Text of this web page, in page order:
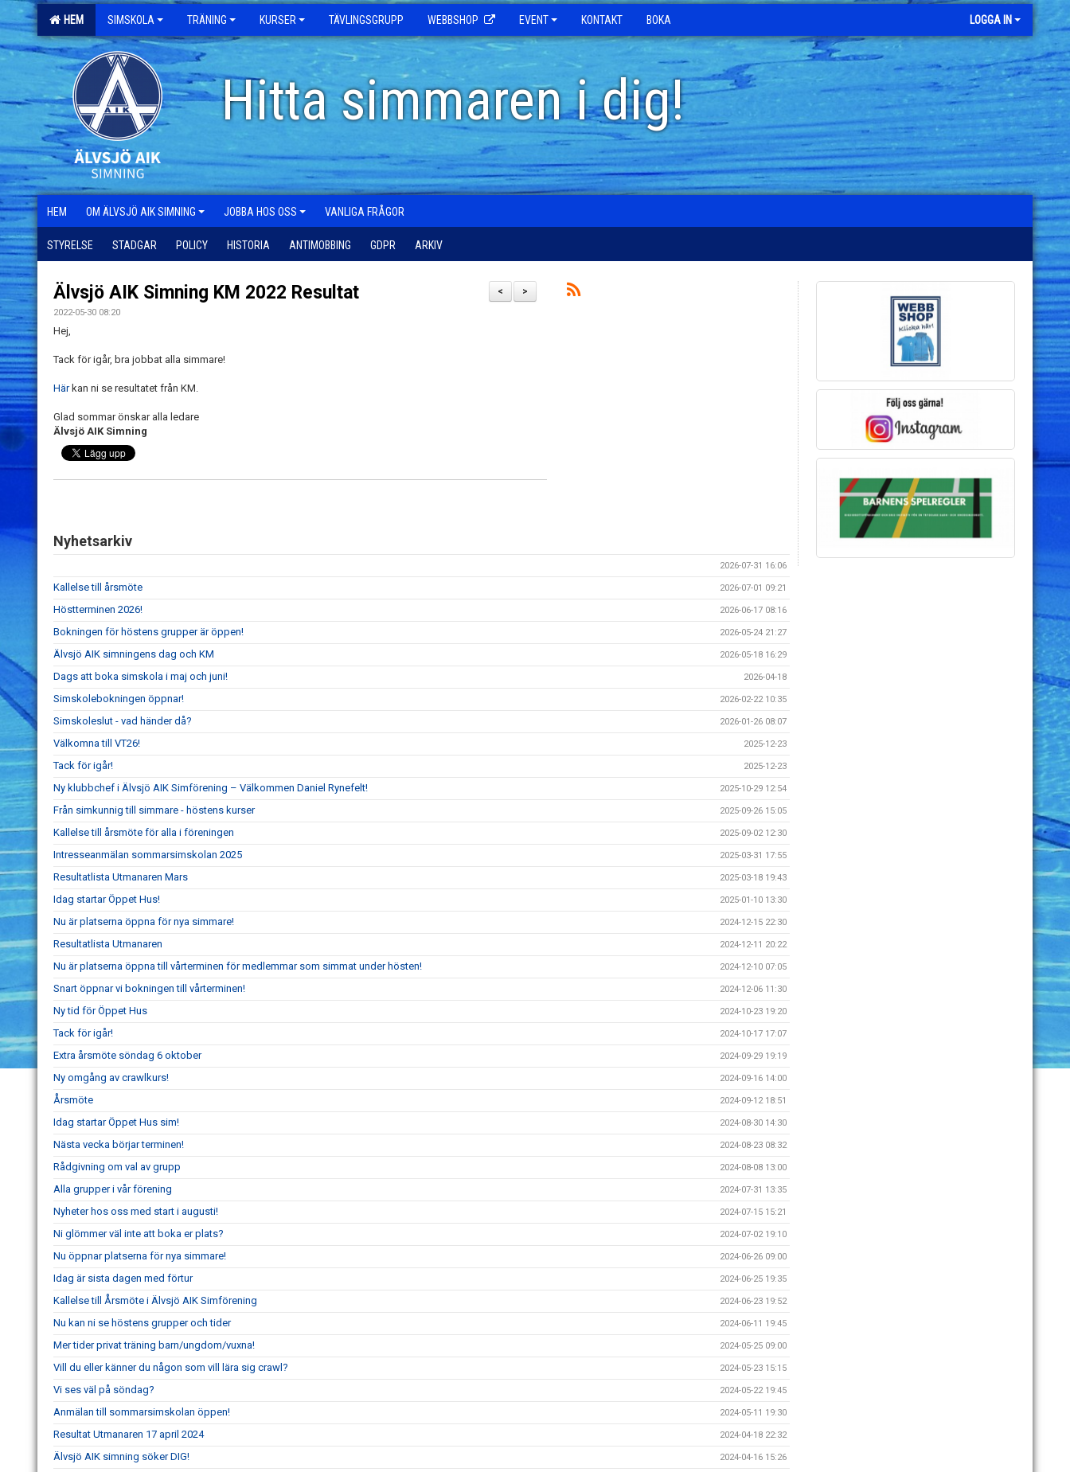
HEM SIMSKOLA TRÄNING KURSER TÄVLINGSGRUPP WEBBSHOP EVENT KONTAKT BOKA LOGGA IN
Hitta simmaren i dig!
HEM OM ÄLVSJÖ AIK SIMNING JOBBA HOS OSS VANLIGA FRÅGOR
STYRELSE STADGAR POLICY HISTORIA ANTIMOBBING GDPR ARKIV
>
<
Älvsjö AIK Simning KM 2022 Resultat
2022-05-30 08:20
Hej,
Tack för igår, bra jobbat alla simmare!
Härkan ni se resultatet från KM.
Glad sommar önskar alla ledare
Älvsjö AIK Simning
Nyhetsarkiv
2026-07-31 16:06
Kallelse till årsmöte 2026-07-01 09:21
Höstterminen 2026! 2026-06-17 08:16
Bokningen för höstens grupper är öppen! 2026-05-24 21:27
Älvsjö AIK simningens dag och KM 2026-05-18 16:29
Dags att boka simskola i maj och juni! 2026-04-18
Simskolebokningen öppnar! 2026-02-22 10:35
Simskoleslut - vad händer då? 2026-01-26 08:07
Välkomna till VT26! 2025-12-23
Tack för igår! 2025-12-23
Ny klubbchef i Älvsjö AIK Simförening – Välkommen Daniel Rynefelt! 2025-10-29 12:54
Från simkunnig till simmare - höstens kurser 2025-09-26 15:05
Kallelse till årsmöte för alla i föreningen 2025-09-02 12:30
Intresseanmälan sommarsimskolan 2025 2025-03-31 17:55
Resultatlista Utmanaren Mars 2025-03-18 19:43
Idag startar Öppet Hus! 2025-01-10 13:30
Nu är platserna öppna för nya simmare! 2024-12-15 22:30
Resultatlista Utmanaren 2024-12-11 20:22
Nu är platserna öppna till vårterminen för medlemmar som simmat under hösten! 2024-12-10 07:05
Snart öppnar vi bokningen till vårterminen! 2024-12-06 11:30
Ny tid för Öppet Hus 2024-10-23 19:20
Tack för igår! 2024-10-17 17:07
Extra årsmöte söndag 6 oktober 2024-09-29 19:19
Ny omgång av crawlkurs! 2024-09-16 14:00
Årsmöte 2024-09-12 18:51
Idag startar Öppet Hus sim! 2024-08-30 14:30
Nästa vecka börjar terminen! 2024-08-23 08:32
Rådgivning om val av grupp 2024-08-08 13:00
Alla grupper i vår förening 2024-07-31 13:35
Nyheter hos oss med start i augusti! 2024-07-15 15:21
Ni glömmer väl inte att boka er plats? 2024-07-02 19:10
Nu öppnar platserna för nya simmare! 2024-06-26 09:00
Idag är sista dagen med förtur 2024-06-25 19:35
Kallelse till Årsmöte i Älvsjö AIK Simförening 2024-06-23 19:52
Nu kan ni se höstens grupper och tider 2024-06-11 19:45
Mer tider privat träning barn/ungdom/vuxna! 2024-05-25 09:00
Vill du eller känner du någon som vill lära sig crawl? 2024-05-23 15:15
Vi ses väl på söndag? 2024-05-22 19:45
Anmälan till sommarsimskolan öppen! 2024-05-11 19:30
Resultat Utmanaren 17 april 2024 2024-04-18 22:32
Älvsjö AIK simning söker DIG! 2024-04-16 15:26